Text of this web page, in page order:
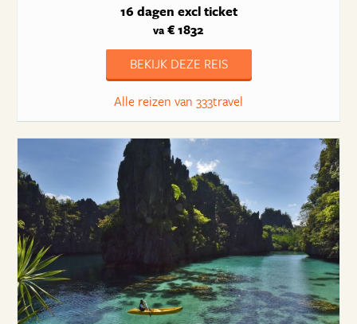
16 dagen excl ticket
va € 1832
BEKIJK DEZE REIS
Alle reizen van 333travel